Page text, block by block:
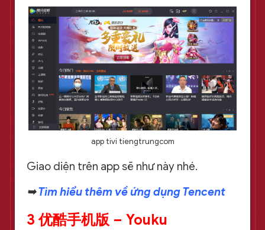
app tivi tiengtrungcom
Giao diện trên app sẽ như này nhé.
➥Tìm hiểu thêm về ứng dụng Tencent
3 优酷手机版 – Youku